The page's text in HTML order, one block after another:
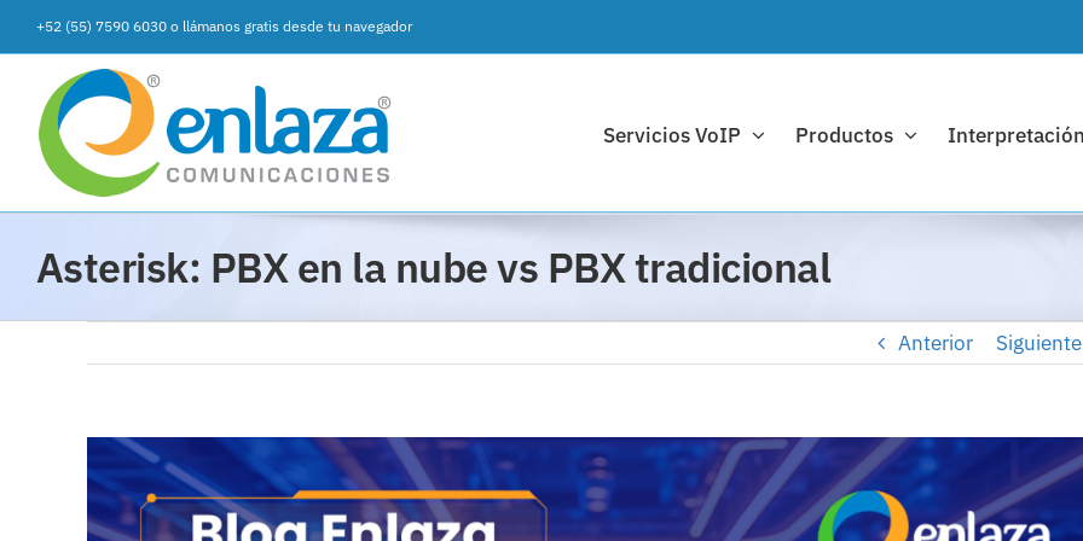
contenido
+52 (55) 7590 6030 o llámanos gratis desde tu navegador
Servicios VoIP Productos
Asterisk: PBX en la nube vs PBX tradicional
Anterior Siguiente
Ver
imagen
más